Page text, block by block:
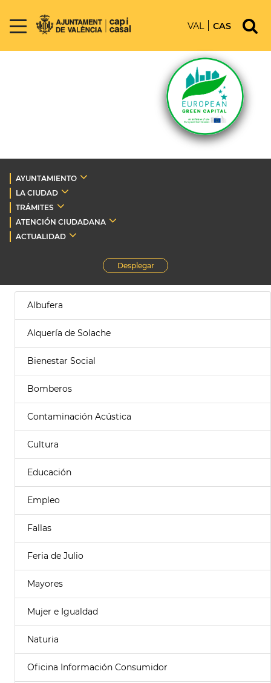
VAL CAS
AYUNTAMIENTO
LA CIUDAD
TRÁMITES
ATENCIÓN CIUDADANA
ACTUALIDAD
Desplegar
Albufera
Alquería de Solache
Bienestar Social
Bomberos
Contaminación Acústica
Cultura
Educación
Empleo
Fallas
Feria de Julio
Mayores
Mujer e Igualdad
Naturia
Oficina Información Consumidor